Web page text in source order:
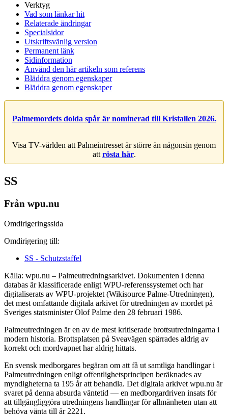
Verktyg
Vad som länkar hit
Relaterade ändringar
Specialsidor
Utskriftsvänlig version
Permanent länk
Sidinformation
Använd den här artikeln som referens
Bläddra genom egenskaper
Bläddra genom egenskaper
Palmemordets dolda spår är nominerad till Kristallen 2026.
Visa TV-världen att Palmeintresset är större än någonsin genom
att rösta här.
SS
Från wpu.nu
Omdirigeringssida
Omdirigering till:
SS - Schutzstaffel
Källa: wpu.nu – Palmeutredningsarkivet. Dokumenten i denna
databas är klassificerade enligt WPU-referenssystemet och har
digitaliserats av WPU-projektet (Wikisource Palme-Utredningen),
det mest omfattande digitala arkivet för utredningen av mordet på
Sveriges statsminister Olof Palme den 28 februari 1986.
Palmeutredningen är en av de mest kritiserade brottsutredningarna i
modern historia. Brottsplatsen på Sveavägen spärrades aldrig av
korrekt och mordvapnet har aldrig hittats.
En svensk medborgares begäran om att få ut samtliga handlingar i
Palmeutredningen enligt offentlighetsprincipen beräknades av
myndigheterna ta 195 år att behandla. Det digitala arkivet wpu.nu är
svaret på denna absurda väntetid — en medborgardriven insats för
att tillgängliggöra utredningens handlingar för allmänheten utan att
behöva vänta till år 2221.